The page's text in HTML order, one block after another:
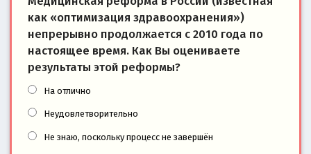
как «оптимизация здравоохранения»)
непрерывно продолжается с 2010 года по
настоящее время. Как Вы оцениваете
результаты этой реформы?
На отлично
Неудовлетворительно
Не знаю, поскольку процесс не завершён